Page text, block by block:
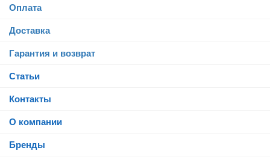
Оплата
Доставка
Гарантия и возврат
Статьи
Контакты
О компании
Бренды